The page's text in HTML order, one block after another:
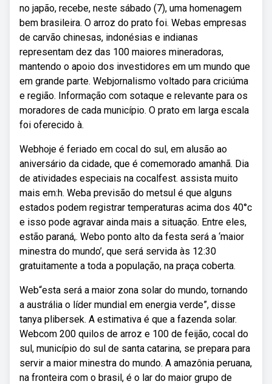
no japão, recebe, neste sábado (7), uma homenagem
bem brasileira. O arroz do prato foi. Webas empresas
de carvão chinesas, indonésias e indianas
representam dez das 100 maiores mineradoras,
mantendo o apoio dos investidores em um mundo que
em grande parte. Webjornalismo voltado para criciúma
e região. Informação com sotaque e relevante para os
moradores de cada município. O prato em larga escala
foi oferecido à.
Webhoje é feriado em cocal do sul, em alusão ao
aniversário da cidade, que é comemorado amanhã. Dia
de atividades especiais na cocalfest. assista muito
mais em:h. Weba previsão do metsul é que alguns
estados podem registrar temperaturas acima dos 40°c
e isso pode agravar ainda mais a situação. Entre eles,
estão paraná,. Webo ponto alto da festa será a ‘maior
minestra do mundo’, que será servida às 12:30
gratuitamente a toda a população, na praça coberta.
Web“esta será a maior zona solar do mundo, tornando
a austrália o líder mundial em energia verde”, disse
tanya plibersek. A estimativa é que a fazenda solar.
Webcom 200 quilos de arroz e 100 de feijão, cocal do
sul, município do sul de santa catarina, se prepara para
servir a maior minestra do mundo. A amazônia peruana,
na fronteira com o brasil, é o lar do maior grupo de